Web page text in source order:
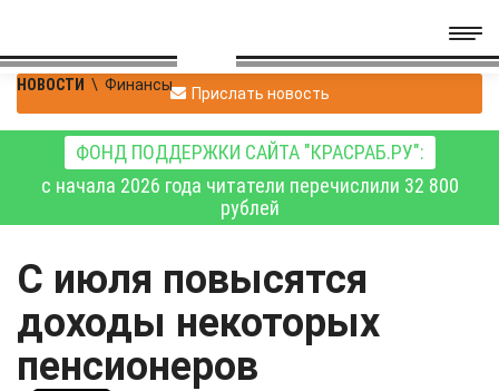
НОВОСТИ \ Финансы Прислать новость
ФОНД ПОДДЕРЖКИ САЙТА "КРАСРАБ.РУ":
с начала 2026 года читатели перечислили 32 800
рублей
С июля повысятся
доходы некоторых
пенсионеров